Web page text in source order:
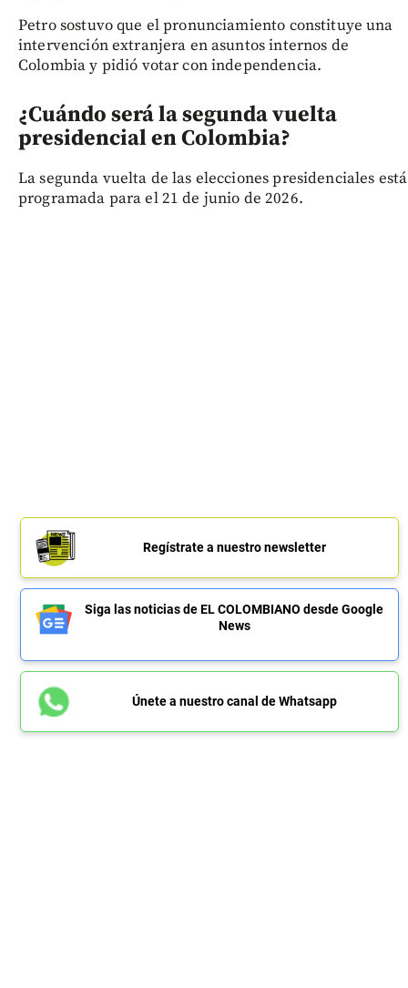
Petro sostuvo que el pronunciamiento constituye una
intervención extranjera en asuntos internos de
Colombia y pidió votar con independencia.
¿Cuándo será la segunda vuelta
presidencial en Colombia?
La segunda vuelta de las elecciones presidenciales está
programada para el 21 de junio de 2026.
Regístrate a nuestro newsletter
Siga las noticias de EL COLOMBIANO desde Google
News
Únete a nuestro canal de Whatsapp